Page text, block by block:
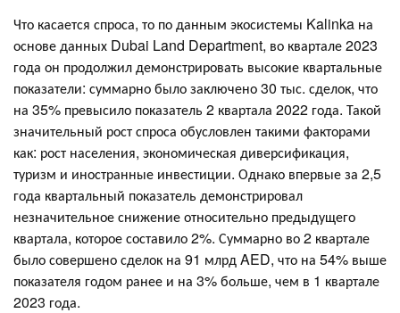
Что касается спроса, то по данным экосистемы Kalinka на
основе данных Dubai Land Department, во квартале 2023
года он продолжил демонстрировать высокие квартальные
показатели: суммарно было заключено 30 тыс. сделок, что
на 35% превысило показатель 2 квартала 2022 года. Такой
значительный рост спроса обусловлен такими факторами
как: рост населения, экономическая диверсификация,
туризм и иностранные инвестиции. Однако впервые за 2,5
года квартальный показатель демонстрировал
незначительное снижение относительно предыдущего
квартала, которое составило 2%. Суммарно во 2 квартале
было совершено сделок на 91 млрд AED, что на 54% выше
показателя годом ранее и на 3% больше, чем в 1 квартале
2023 года.